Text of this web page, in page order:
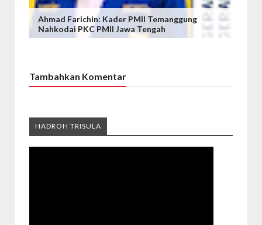
Ahmad Farichin: Kader PMII Temanggung
Nahkodai PKC PMII Jawa Tengah
Tambahkan Komentar
HADROH TRISULA